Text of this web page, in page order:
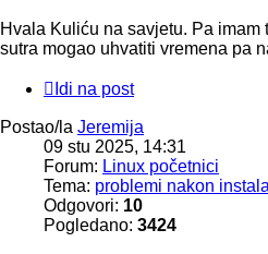
Hvala Kuliću na savjetu. Pa
sutra mogao uhvatiti vremena pa
Idi na post
Postao/la Jeremija
09 stu 2025, 14:31
Forum: Linux početnici
Tema: problemi nakon
Odgovori: 10
Pogledano: 3424